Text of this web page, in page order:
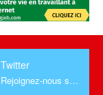
Twitter
Rejoignez-nous sur Twitter